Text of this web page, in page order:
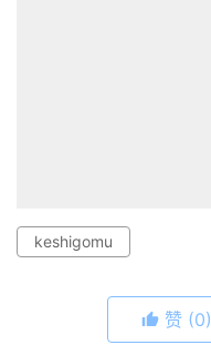
keshigomu
赞 (0)